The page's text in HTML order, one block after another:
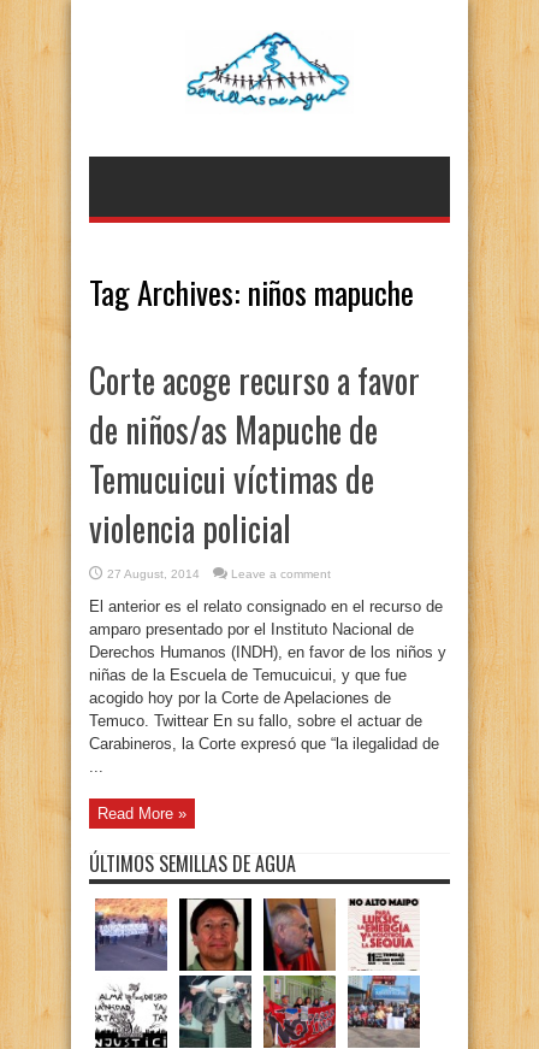
Tag Archives: niños mapuche
Corte acoge recurso a favor
de niños/as Mapuche de
Temucuicui víctimas de
violencia policial
27 August, 2014 Leave a comment
El anterior es el relato consignado en el recurso de
amparo presentado por el Instituto Nacional de
Derechos Humanos (INDH), en favor de los niños y
niñas de la Escuela de Temucuicui, y que fue
acogido hoy por la Corte de Apelaciones de
Temuco. Twittear En su fallo, sobre el actuar de
Carabineros, la Corte expresó que “la ilegalidad de
...
Read More »
ÚLTIMOS SEMILLAS DE AGUA